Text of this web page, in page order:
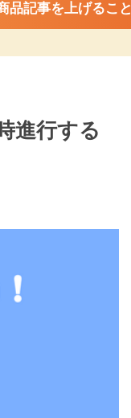
品記事を上げるこ
進行する